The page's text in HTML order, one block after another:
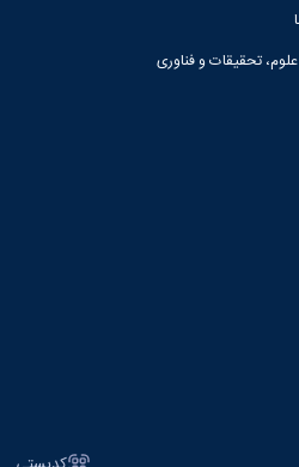
تحقیقات و فناوری